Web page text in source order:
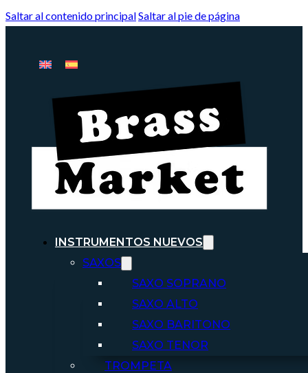
Saltar al contenido principalSaltar al pie de página
INSTRUMENTOS NUEVOS
SAXOS
SAXO SOPRANO
SAXO ALTO
SAXO BARITONO
SAXO TENOR
TROMPETA